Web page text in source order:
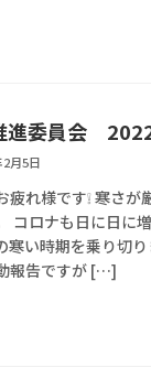
進委員会
2月5日
疲れ様です❕ 寒さ
コロナも日に日に
寒い時期を乗り切
報告ですが […]